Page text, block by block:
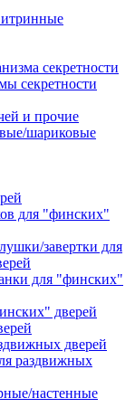
секретности
секретности
и прочие
шариковые
для "финских"
завертки для
для "финских"
дверей
дверей
раздвижных
настенные